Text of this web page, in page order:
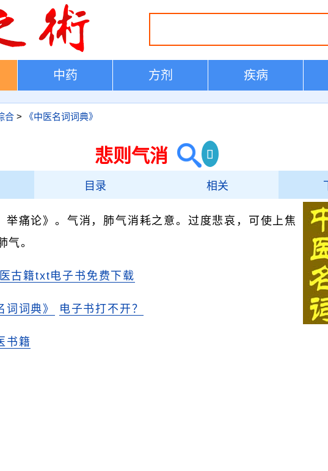
中药 方剂 疾病
合 > 《中医名词词典》
悲则气消
目录 相关
举痛论》。气消，肺气消耗之意。过度悲哀，可使上焦
气。
古籍txt电子书免费下载
词词典》 电子书打不开？
书籍